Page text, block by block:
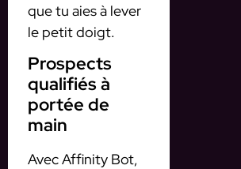
que tu aies à lever
le petit doigt.
Prospects
qualifiés à
portée de
main
Avec Affinity Bot,